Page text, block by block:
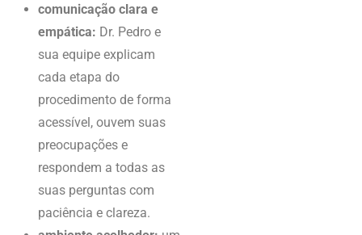
comunicação clara e
empática: Dr. Pedro e
sua equipe explicam
cada etapa do
procedimento de forma
acessível, ouvem suas
preocupações e
respondem a todas as
suas perguntas com
paciência e clareza.